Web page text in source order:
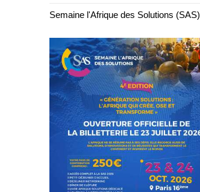
Semaine l'Afrique des Solutions (SAS)